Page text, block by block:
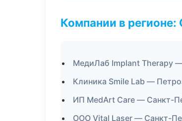
Компании в
МедиЛаб Implant Therapy
Клиника Smile Lab —
ИП MedArt Care — Санкт-
ООО Vital Laser — Санкт-